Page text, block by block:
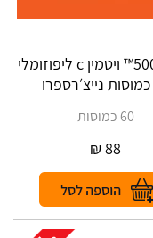
ליפוסי500™ ויטמין c ליפוזומלי
60 כמוסות
88
₪